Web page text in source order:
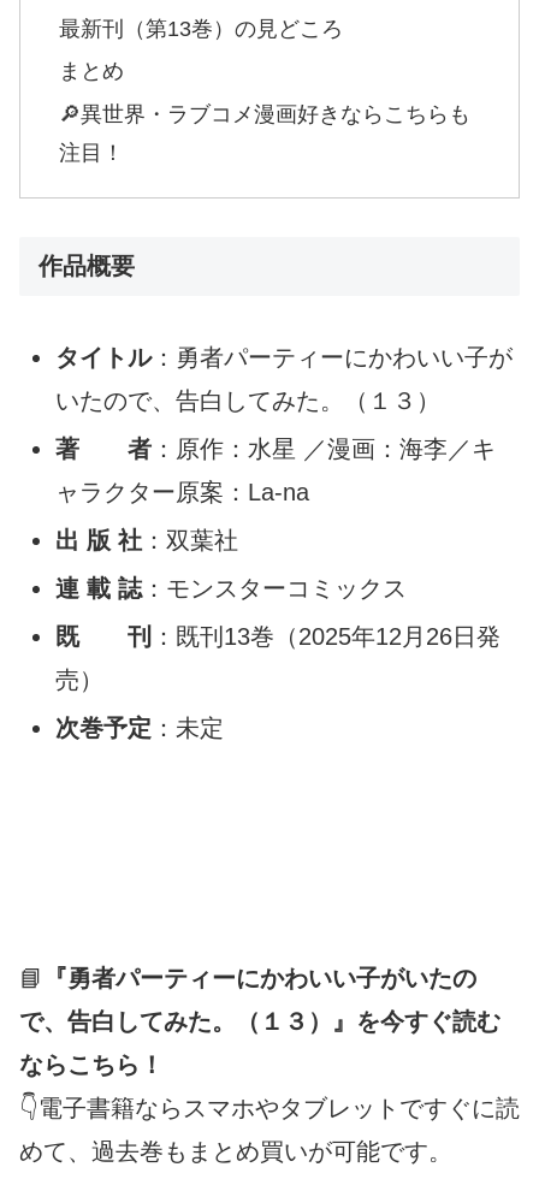
最新刊（第13巻）の見どころ
まとめ
🔎異世界・ラブコメ漫画好きならこちらも
注目！
作品概要
タイトル：勇者パーティーにかわいい子が
いたので、告白してみた。（１３）
著 者 ：原作：水星 ／漫画：海李／キ
ャラクター原案：La-na
出 版 社 ：双葉社
連 載 誌：モンスターコミックス
既 刊
：既刊13巻（2025年12月26日発
売）
次巻予定 ：未定
📘
『勇者パーティーにかわいい子がいたの
で、告白してみた。（１３）』を今すぐ読む
ならこちら！
👇電子書籍ならスマホやタブレットですぐに読
めて、過去巻もまとめ買いが可能です。